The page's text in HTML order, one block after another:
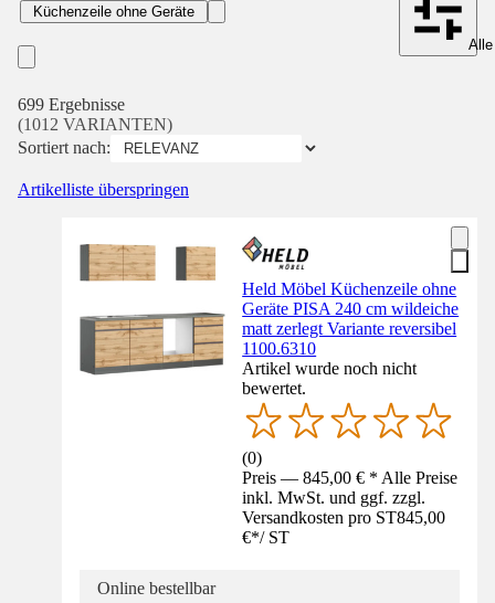
Küchenzeile ohne Geräte
699 Ergebnisse
(1012 VARIANTEN)
Sortiert nach:
Artikelliste überspringen
Held Möbel Küchenzeile ohne
Geräte PISA 240 cm wildeiche
matt zerlegt Variante reversibel
1100.6310
Artikel wurde noch nicht
bewertet.
(0)
Preis — 845,00 € * Alle Preise
inkl. MwSt. und ggf. zzgl.
Versandkosten pro ST845,00
€*/ ST
Online bestellbar